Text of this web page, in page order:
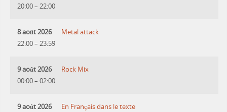
20:00– 22:00
8 août 2026
22:00– 23:59
Metal attack
9 août 2026
00:00– 02:00
Rock Mix
9 août 2026
En Français dans le texte